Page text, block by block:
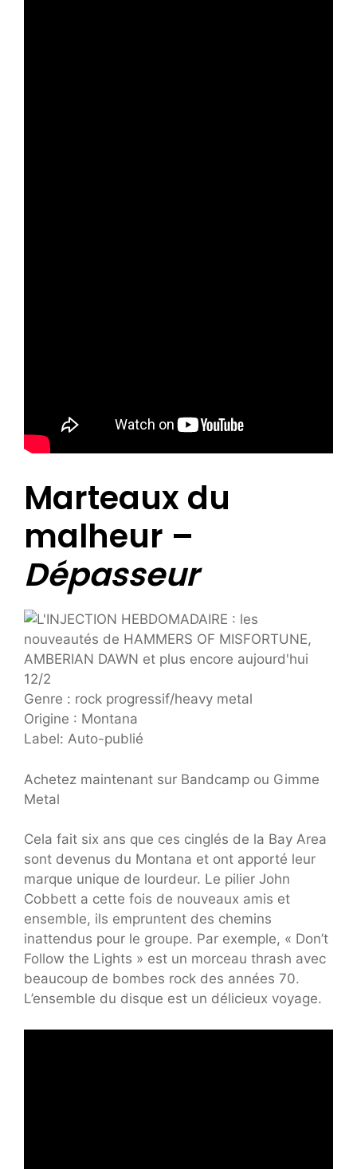
Marteaux du
malheur –
Dépasseur
Genre : rock progressif/heavy metal
Origine : Montana
Label: Auto-publié
Achetez maintenant sur Bandcamp ou Gimme
Metal
Cela fait six ans que ces cinglés de la Bay Area
sont devenus du Montana et ont apporté leur
marque unique de lourdeur. Le pilier John
Cobbett a cette fois de nouveaux amis et
ensemble, ils empruntent des chemins
inattendus pour le groupe. Par exemple, « Don’t
Follow the Lights » est un morceau thrash avec
beaucoup de bombes rock des années 70.
L’ensemble du disque est un délicieux voyage.